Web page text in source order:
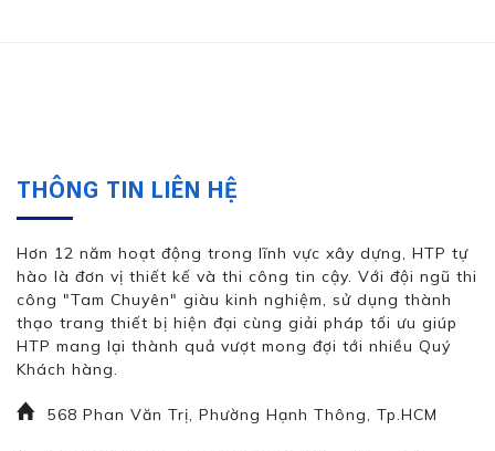
THÔNG TIN LIÊN HỆ
Hơn 12 năm hoạt động trong lĩnh vực xây dựng, HTP tự
hào là đơn vị thiết kế và thi công tin cậy. Với đội ngũ thi
công "Tam Chuyên" giàu kinh nghiệm, sử dụng thành
thạo trang thiết bị hiện đại cùng giải pháp tối ưu giúp
HTP mang lại thành quả vượt mong đợi tới nhiều Quý
Khách hàng.
568 Phan Văn Trị, Phường Hạnh Thông, Tp.HCM